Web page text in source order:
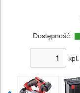
Dostępność:
kpl.